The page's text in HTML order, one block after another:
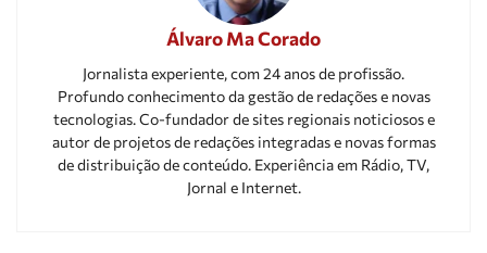
Álvaro Ma Corado
Jornalista experiente, com 24 anos de profissão.
Profundo conhecimento da gestão de redações e novas
tecnologias. Co-fundador de sites regionais noticiosos e
autor de projetos de redações integradas e novas formas
de distribuição de conteúdo. Experiência em Rádio, TV,
Jornal e Internet.